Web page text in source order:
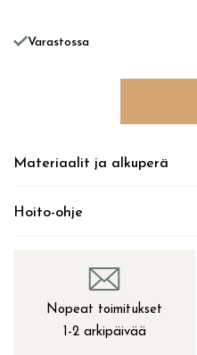
Varastossa
Materiaalit ja alkuperä
Hoito-ohje
Nopeat toimitukset
1-2 arkipäivää